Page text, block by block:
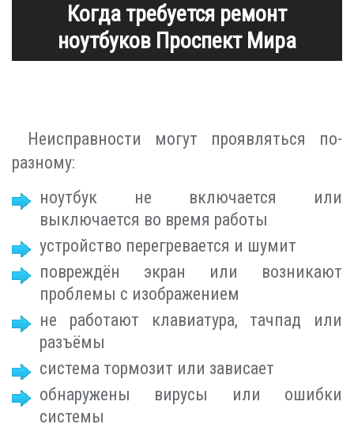
Когда требуется ремонт
ноутбуков Проспект Мира
Неисправности могут проявляться по-
разному:
ноутбук не включается или
выключается во время работы
устройство перегревается и шумит
повреждён экран или возникают
проблемы с изображением
не работают клавиатура, тачпад или
разъёмы
система тормозит или зависает
обнаружены вирусы или ошибки
системы